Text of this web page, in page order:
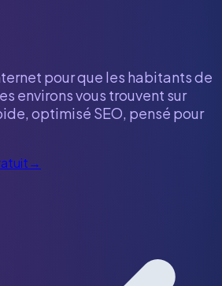
pour que les habitants de
environs vous trouvent sur
optimisé SEO, pensé pour
→